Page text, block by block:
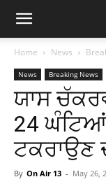
Home News
News Breaking News
ਯਾਸ
24 ਘੰਟਿਆਂ
ਟਕਰਾਉਣ
By On Air 13 - May 26,